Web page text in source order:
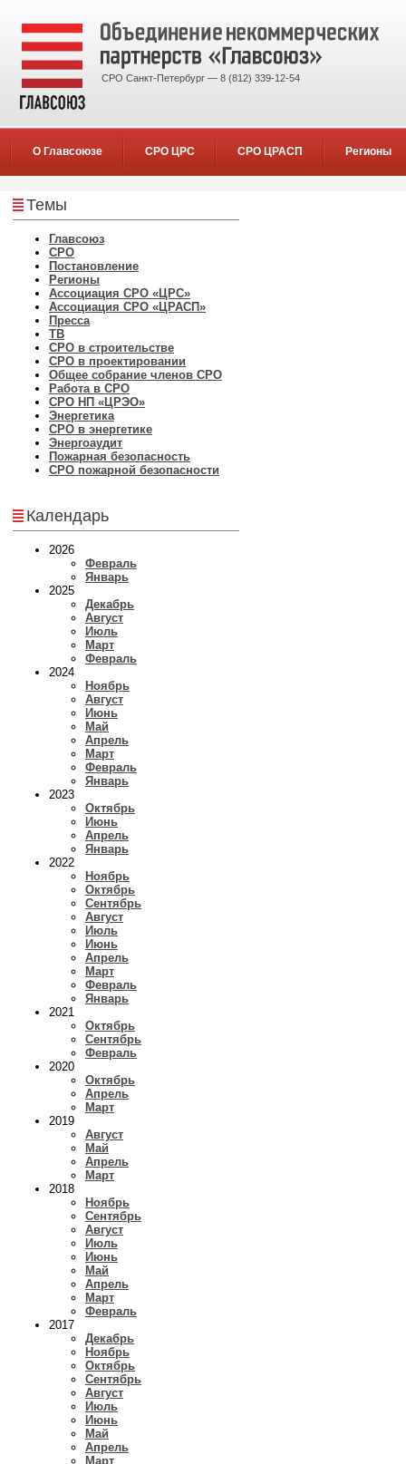
СРО Санкт-Петербург — 8 (812) 339-12-54
О Главсоюзе СРО ЦРС СРО ЦРАСП Регионы
Темы
Главсоюз
СРО
Постановление
Регионы
Ассоциация СРО «ЦРС»
Ассоциация СРО «ЦРАСП»
Пресса
ТВ
СРО в строительстве
СРО в проектировании
Общее собрание членов СРО
Работа в СРО
СРО НП «ЦРЭО»
Энергетика
СРО в энергетике
Энергоаудит
Пожарная безопасность
СРО пожарной безопасности
Календарь
2026
Февраль
Январь
2025
Декабрь
Август
Июль
Март
Февраль
2024
Ноябрь
Август
Июнь
Май
Апрель
Март
Февраль
Январь
2023
Октябрь
Июнь
Апрель
Январь
2022
Ноябрь
Октябрь
Сентябрь
Август
Июль
Июнь
Апрель
Март
Февраль
Январь
2021
Октябрь
Сентябрь
Февраль
2020
Октябрь
Апрель
Март
2019
Август
Май
Апрель
Март
2018
Ноябрь
Сентябрь
Август
Июль
Июнь
Май
Апрель
Март
Февраль
2017
Декабрь
Ноябрь
Октябрь
Сентябрь
Август
Июль
Июнь
Май
Апрель
Март